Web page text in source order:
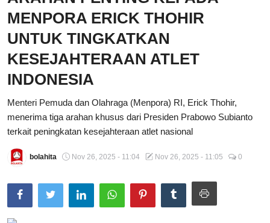
Total Sports
Contact
MENPORA ERICK THOHIR
UNTUK TINGKATKAN
KESEJAHTERAAN ATLET
INDONESIA
Menteri Pemuda dan Olahraga (Menpora) RI, Erick Thohir,
menerima tiga arahan khusus dari Presiden Prabowo Subianto
terkait peningkatan kesejahteraan atlet nasional
bolahita Nov 26, 2025 - 11:04 Nov 26, 2025 - 11:05 0